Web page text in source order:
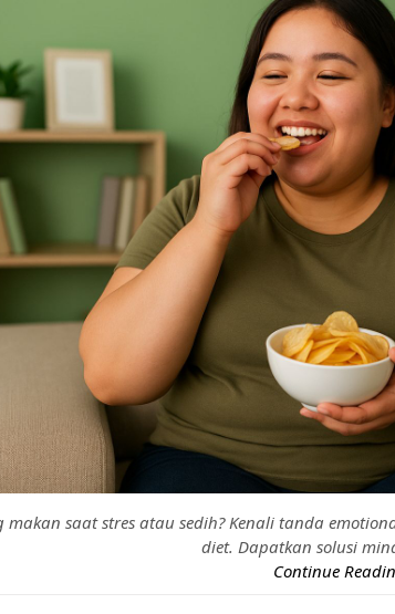
makan saat stres atau sedih? Kenali tanda
diet. Dapatkan solusi
Continue